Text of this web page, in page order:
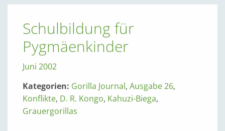
Schulbildung für
Pygmäenkinder
Juni 2002
Kategorien: Gorilla Journal, Ausgabe 26,
Konflikte, D. R. Kongo, Kahuzi-Biega,
Grauergorillas